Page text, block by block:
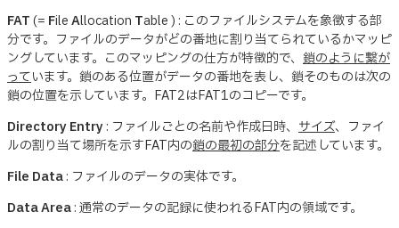
FAT(= FileAllocation Table ) : このファイルシステムを象徴する部
分です。ファイルのデータがどの番地に割り当てられているかマッピ
ングしています。このマッピングの仕方が特徴的で、 鎖のように繋が
っています。鎖のある位置がデータの番地を表し、鎖そのものは次の
鎖の位置を示しています。FAT2はFAT1のコピーです。
Directory Entry: ファイルごとの名前や作成日時、 サイズ、ファイ
ルの割り当て場所を示すFAT内の鎖の最初の部分を記述しています。
File Data: ファイルのデータの実体です。
Data Area: 通常のデータの記録に使われるFAT内の領域です。